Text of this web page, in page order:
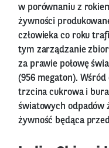
w porównaniu z
żywności
człowieka co roku
tym zarządzanie
za prawie połowę
(956 megaton).
trzcina cukrowa i
światowych odpadów
żywność będąca